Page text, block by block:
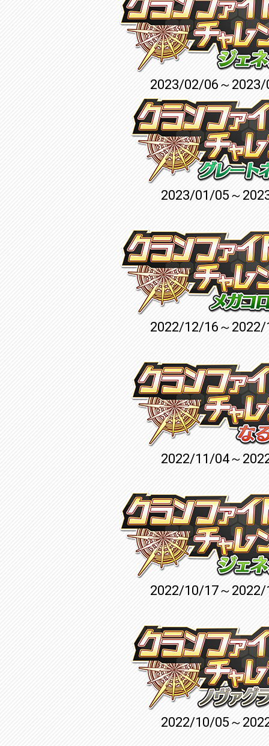
2023/02/06～
2023/01/05～
2022/12/16～
2022/11/04～
2022/10/17～
2022/10/05～